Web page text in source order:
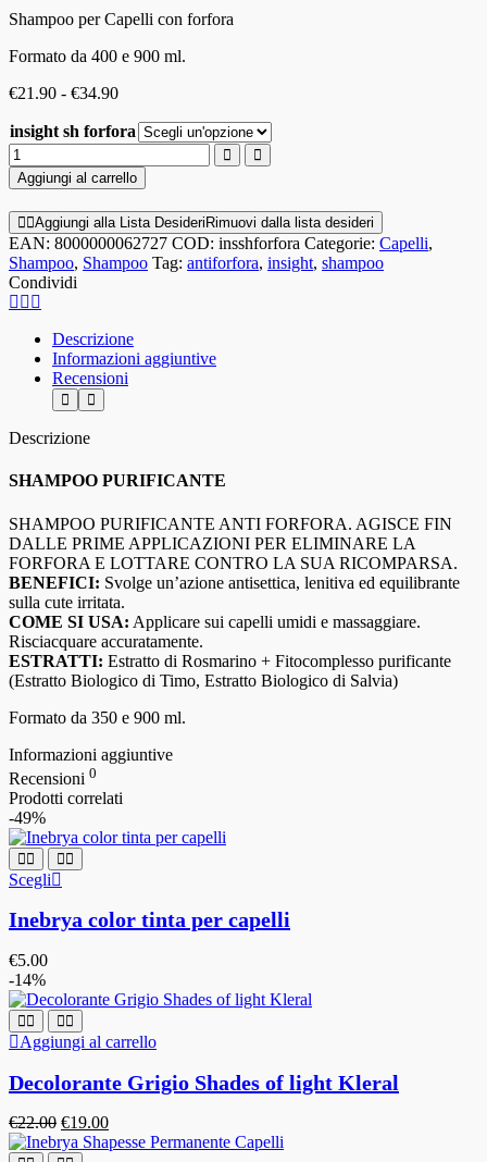
Shampoo per Capelli con forfora
Formato da 400 e 900 ml.
€21.90 - €34.90
insight sh forfora
Aggiungi al carrello
Aggiungi alla Lista Desideri Rimuovi dalla lista desideri
EAN: 8000000062727 COD: insshforfora Categorie: Capelli,
Shampoo, Shampoo Tag: antiforfora, insight, shampoo
Condividi
Descrizione
Informazioni aggiuntive
Recensioni
Descrizione
SHAMPOO PURIFICANTE
SHAMPOO PURIFICANTE ANTI FORFORA. AGISCE FIN
DALLE PRIME APPLICAZIONI PER ELIMINARE LA
FORFORA E LOTTARE CONTRO LA SUA RICOMPARSA.
BENEFICI: Svolge un’azione antisettica, lenitiva ed equilibrante
sulla cute irritata.
COME SI USA: Applicare sui capelli umidi e massaggiare.
Risciacquare accuratamente.
ESTRATTI: Estratto di Rosmarino + Fitocomplesso purificante
(Estratto Biologico di Timo, Estratto Biologico di Salvia)
Formato da 350 e 900 ml.
Informazioni aggiuntive
Recensioni 0
Prodotti correlati
-49%
Scegli
Inebrya color tinta per capelli
€5.00
-14%
Aggiungi al carrello
Decolorante Grigio Shades of light Kleral
€22.00 €19.00